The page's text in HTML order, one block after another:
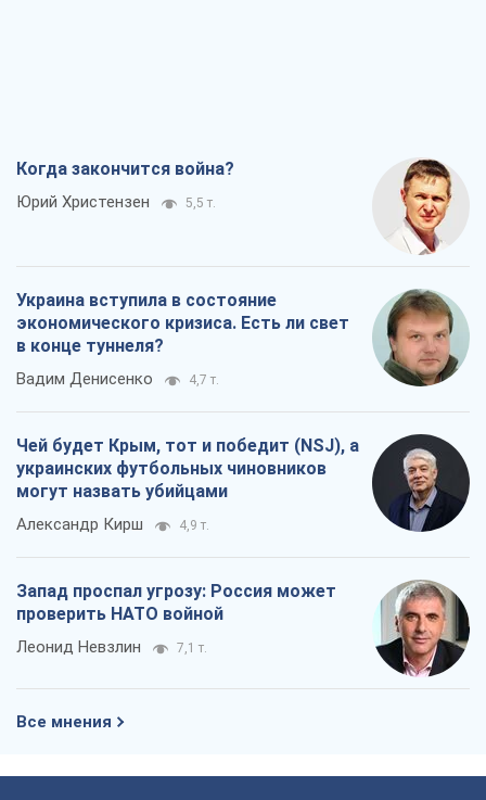
Когда закончится война?
Юрий Христензен 5,5 т.
Украина вступила в состояние
экономического кризиса. Есть ли свет
в конце туннеля?
Вадим Денисенко 4,7 т.
Чей будет Крым, тот и победит (NSJ), а
украинских футбольных чиновников
могут назвать убийцами
Александр Кирш 4,9 т.
Запад проспал угрозу: Россия может
проверить НАТО войной
Леонид Невзлин 7,1 т.
Все мнения